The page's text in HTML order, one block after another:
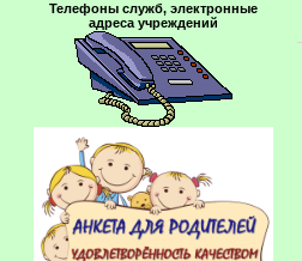
Телефоны служб, электронные
адреса учреждений